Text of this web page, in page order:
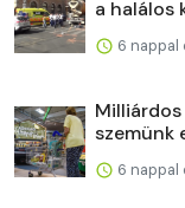
a halálos
6
szemünk
6